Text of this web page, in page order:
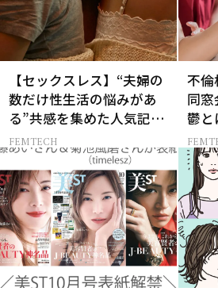
【セックスレス】“夫婦の
数だけ性生活の悩みがあ
る”共感を集めた人気記事
10選
FEMTECH
不
同
鬱と
AND
告白